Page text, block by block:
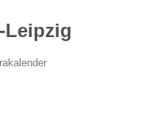
Leipzig